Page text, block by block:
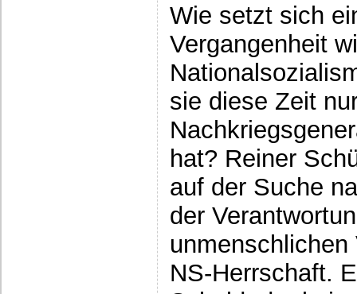
Wie setzt sich
Vergangenheit
sie diese Zeit
hat? Reiner
auf der Suche
der
unmenschlichen
NS-Herrschaft.